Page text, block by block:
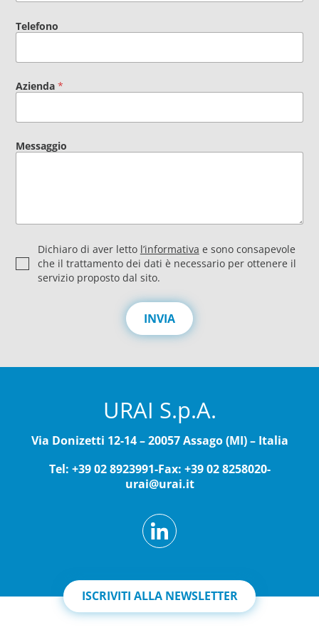
Telefono
Azienda*
Messaggio
r
i
Dichiaro di aver letto l’informativa e sono consapevole
che il trattamento dei dati è necessario per ottenere il
servizio proposto dal sito.
INVIA
URAI S.p.A.
Via Donizetti 12-14 – 20057 Assago (MI) – Italia
Tel: +39 02 8923991-Fax: +39 02 8258020-
urai@urai.it
ISCRIVITI ALLA NEWSLETTER